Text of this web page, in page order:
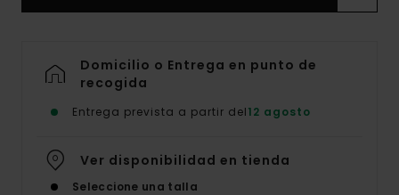
Domicilio o Entrega en punto de
recogida
Entrega prevista a partir del12 agosto
Ver disponibilidad en tienda
Seleccione una talla